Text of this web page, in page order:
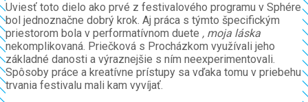
Uviesť toto dielo ako prvé z festivalového programu v Sphére
bol jednoznačne dobrý krok. Aj práca s týmto špecifickým
priestorom bola v performatívnom duete , moja láska
nekomplikovaná. Priečková s Procházkom využívali jeho
základné danosti a výraznejšie s ním neexperimentovali.
Spôsoby práce a kreatívne prístupy sa vďaka tomu v priebehu
trvania festivalu mali kam vyvíjať.